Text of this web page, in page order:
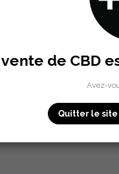
de CBD
Avez-
Quitter le site